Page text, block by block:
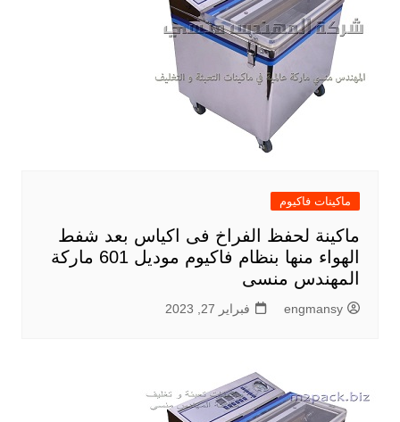
ماكينات فاكيوم
ماكينة لحفظ الفراخ فى اكياس بعد شفط
الهواء منها بنظام فاكيوم موديل 601 ماركة
المهندس منسى
engmansy فبراير 27, 2023